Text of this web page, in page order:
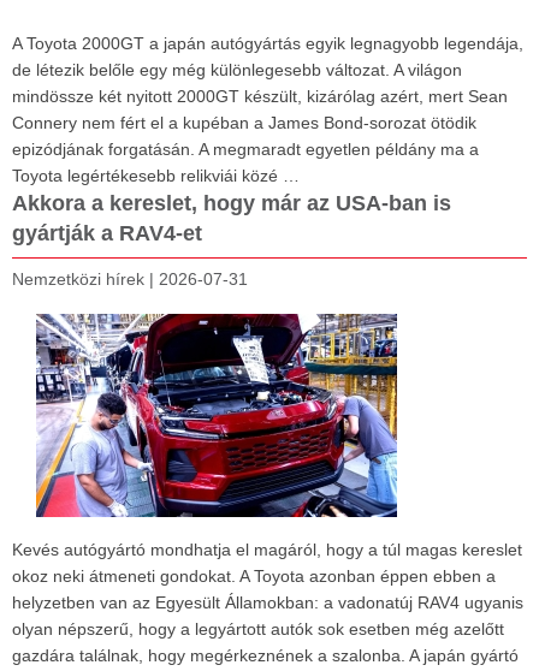
A Toyota 2000GT a japán autógyártás egyik legnagyobb legendája,
de létezik belőle egy még különlegesebb változat. A világon
mindössze két nyitott 2000GT készült, kizárólag azért, mert Sean
Connery nem fért el a kupéban a James Bond-sorozat ötödik
epizódjának forgatásán. A megmaradt egyetlen példány ma a
Toyota legértékesebb relikviái közé …
Akkora a kereslet, hogy már az USA-ban is
gyártják a RAV4-et
Nemzetközi hírek | 2026-07-31
Kevés autógyártó mondhatja el magáról, hogy a túl magas kereslet
okoz neki átmeneti gondokat. A Toyota azonban éppen ebben a
helyzetben van az Egyesült Államokban: a vadonatúj RAV4 ugyanis
olyan népszerű, hogy a legyártott autók sok esetben még azelőtt
gazdára találnak, hogy megérkeznének a szalonba. A japán gyártó